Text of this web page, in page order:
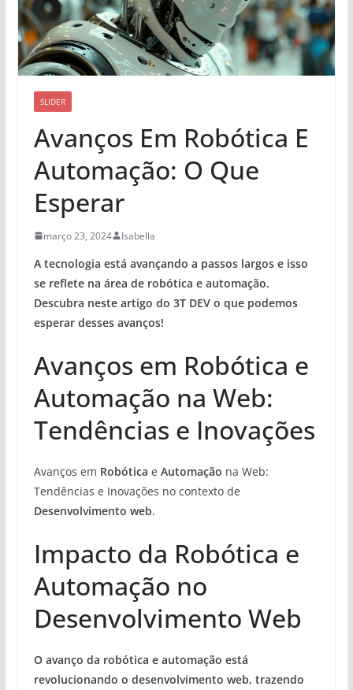
SLIDER
Avanços Em Robótica E
Automação: O Que
Esperar
março 23, 2024 Isabella
A tecnologia está avançando a passos largos e isso
se reflete na área de robótica e automação.
Descubra neste artigo do 3T DEV o que podemos
esperar desses avanços!
Avanços em Robótica e
Automação na Web:
Tendências e Inovações
Avanços em Robótica e Automação na Web:
Tendências e Inovações no contexto de
Desenvolvimento web.
Impacto da Robótica e
Automação no
Desenvolvimento Web
O avanço da robótica e automação está
revolucionando o desenvolvimento web, trazendo